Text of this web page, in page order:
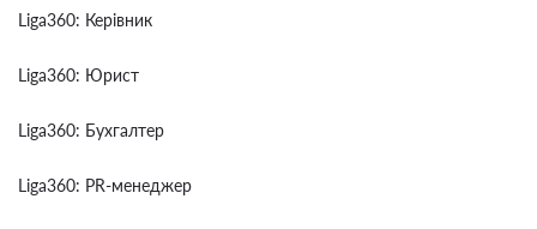
Liga360: Керівник
Liga360: Юрист
Liga360: Бухгалтер
Liga360: PR-менеджер